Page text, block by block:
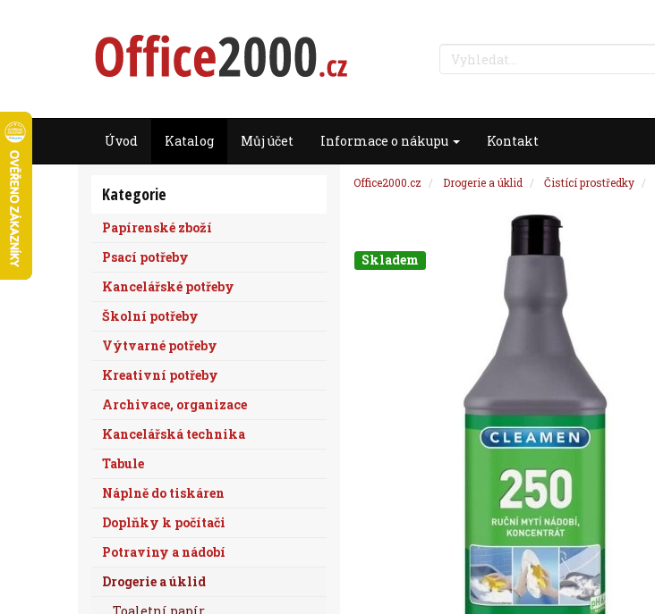
Úvod Katalog Můj účet Informace o nákupu Kontakt
Office2000.cz Drogerie a úklid Čistící prostředky
Skladem
Kategorie
Papírenské zboží
Psací potřeby
Kancelářské potřeby
Školní potřeby
Výtvarné potřeby
Kreativní potřeby
Archivace, organizace
Kancelářská technika
Tabule
Náplně do tiskáren
Doplňky k počítači
Potraviny a nádobí
Drogerie a úklid